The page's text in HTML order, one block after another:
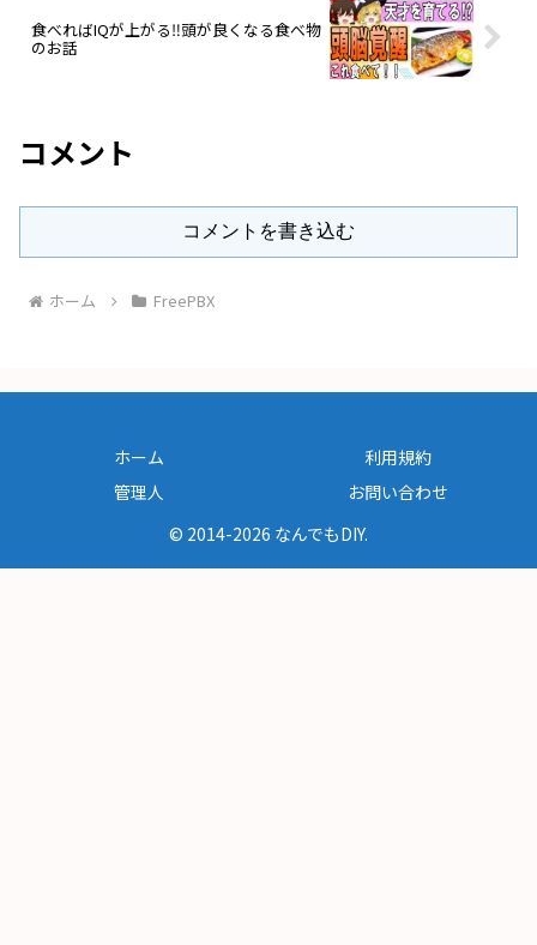
食べればIQが上がる‼頭が良くなる食べ物
のお話
コメント
コメントを書き込む
ホーム FreePBX
ホーム
利用規約
管理人
お問い合わせ
© 2014-2026 なんでもDIY.